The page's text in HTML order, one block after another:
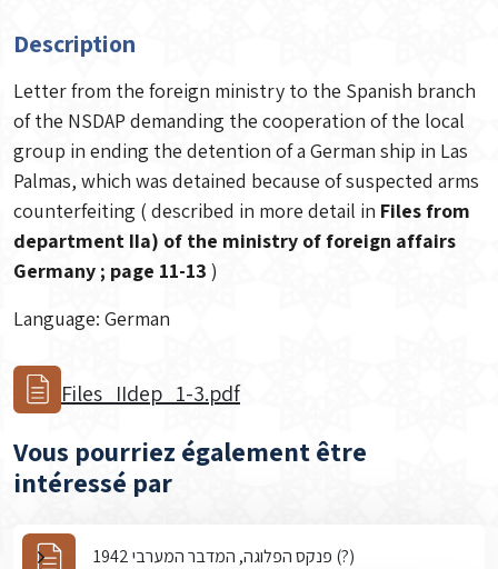
Description
Letter from the foreign ministry to the Spanish branch
of the NSDAP demanding the cooperation of the local
group in ending the detention of a German ship in Las
Palmas, which was detained because of suspected arms
counterfeiting ( described in more detail in Files from
department IIa) of the ministry of foreign affairs
Germany ; page 11-13 )
Language: German
Files_IIdep_1-3.pdf
Vous pourriez également être
intéressé par
פנקס הפלוגה, המדבר המערבי 1942 (?)